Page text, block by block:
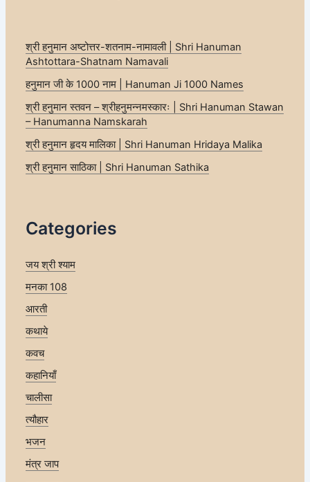
श्री हनुमान अष्टोत्तर-शतनाम-नामावली | Shri Hanuman
Ashtottara-Shatnam Namavali
हनुमान जी के 1000 नाम | Hanuman Ji 1000 Names
श्री हनुमान स्तवन – श्रीहनुमन्नमस्कारः | Shri Hanuman Stawan
– Hanumanna Namskarah
श्री हनुमान हृदय मालिका | Shri Hanuman Hridaya Malika
श्री हनुमान साठिका | Shri Hanuman Sathika
Categories
जय श्री श्याम
मनका 108
आरती
कथाये
कवच
कहानियाँ
चालीसा
त्यौहार
भजन
मंत्र जाप